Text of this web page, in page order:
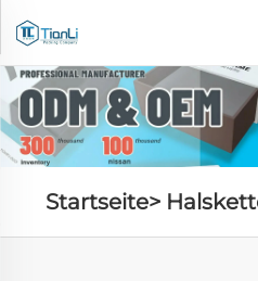
Startseite>